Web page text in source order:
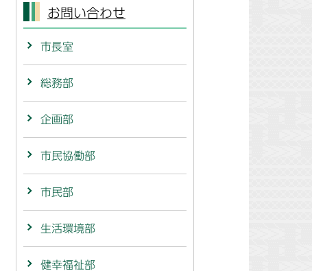
お問い合わせ
市長室
総務部
企画部
市民協働部
市民部
生活環境部
健幸福祉部